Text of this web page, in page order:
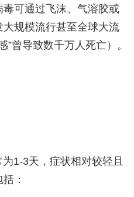
可通过飞沫、气溶胶或
规模流行甚至全球大流
”曾导致数千万人死亡）。
1-3天，症状相对较轻且
：